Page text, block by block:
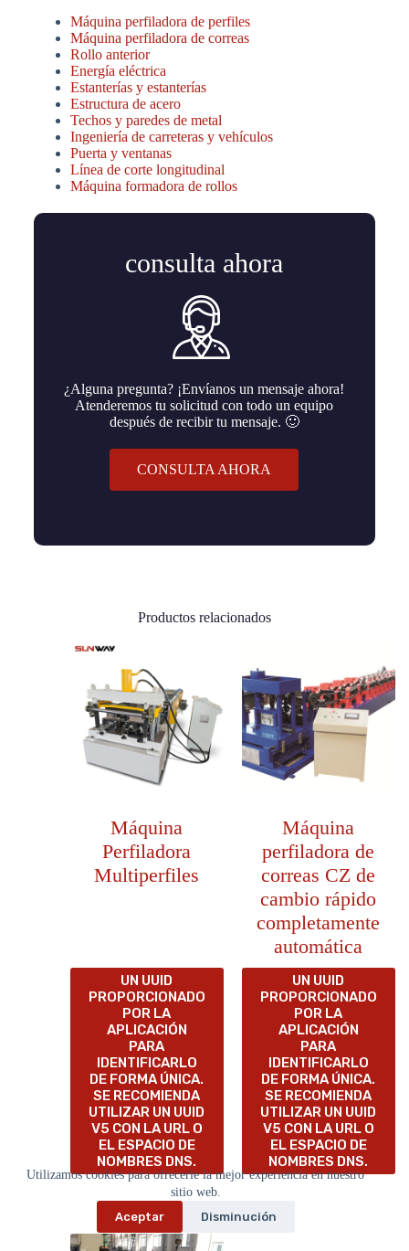
Utilizamos cookies para ofrecerle la mejor experiencia en nuestro
sitio web.
Aceptar
Disminución
Máquina perfiladora de perfiles
Máquina perfiladora de correas
Rollo anterior
Energía eléctrica
Estanterías y estanterías
Estructura de acero
Techos y paredes de metal
Ingeniería de carreteras y vehículos
Puerta y ventanas
Línea de corte longitudinal
Máquina formadora de rollos
consulta ahora
¿Alguna pregunta? ¡Envíanos un mensaje ahora!
Atenderemos tu solicitud con todo un equipo
después de recibir tu mensaje. 🙂
CONSULTA AHORA
Productos relacionados
Máquina
Perfiladora
Multiperfiles
UN UUID
PROPORCIONADO
POR LA
APLICACIÓN
PARA
IDENTIFICARLO
DE FORMA ÚNICA.
SE RECOMIENDA
UTILIZAR UN UUID
V5 CON LA URL O
EL ESPACIO DE
NOMBRES DNS.
Máquina
perfiladora de
correas CZ de
cambio rápido
completamente
automática
UN UUID
PROPORCIONADO
POR LA
APLICACIÓN
PARA
IDENTIFICARLO
DE FORMA ÚNICA.
SE RECOMIENDA
UTILIZAR UN UUID
V5 CON LA URL O
EL ESPACIO DE
NOMBRES DNS.